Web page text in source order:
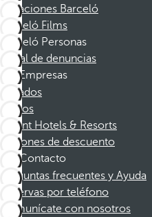
Vacaciones Barceló
Barceló Films
Barceló Personas
Canal de denuncias
Empresas
Afiliados
Socios
Dorint Hotels & Resorts
Cupones de descuento
Contacto
Preguntas frecuentes y Ayuda
Reservas por teléfono
Comunícate con nosotros